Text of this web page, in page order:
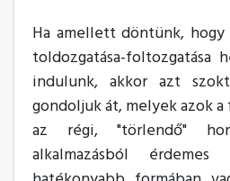
Ha amellett döntünk,
toldozgatása-
indulunk, akkor azt
gondoljuk át, melyek azok
az régi, "törlendő"
alkalmazásból